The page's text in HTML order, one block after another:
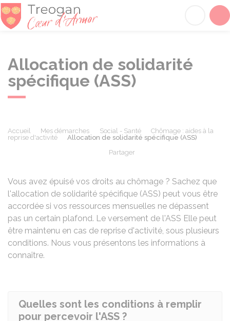
Allocation de solidarité
spécifique (ASS)
Accueil Mes démarches Social - Santé
Chômage : aides à la
reprise d'activité
Allocation de solidarité spécifique (ASS)
Partager
Vous avez épuisé vos droits au chômage ? Sachez que
l'allocation de solidarité spécifique (ASS) peut vous être
accordée si vos ressources mensuelles ne dépassent
pas un certain plafond. Le versement de l'ASS Elle peut
être maintenu en cas de reprise d'activité, sous plusieurs
conditions. Nous vous présentons les informations à
connaître.
Quelles sont les conditions à remplir
pour percevoir l'ASS ?